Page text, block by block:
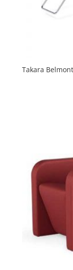
Takara